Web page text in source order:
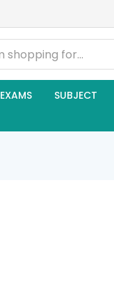
EXAMS SUBJECT